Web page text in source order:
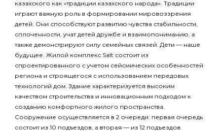
казахского как «традиции казахского народа». Традиции
играют важную роль в формировании мировоззрения
детей. Они способствуют развитию чувства стабильности,
сплоченности, учат детей дружбе и взаимопониманию, а
также демонстрируют силу семейных связей. Дети — наше
будущее. Жилой комплекс Salt состоит из
спроектированного с учетом сейсмических особенностей
региона и строящегося с использованием передовых
технологий дом. Здание характеризуется высоким
качеством строительства и инновационным подходом к
созданию комфортного жилого пространства.
Сооружение осуществляется в 2 очереди: первая очередь
состоит из 10 подъездов, а вторая — из 12 подъездов.